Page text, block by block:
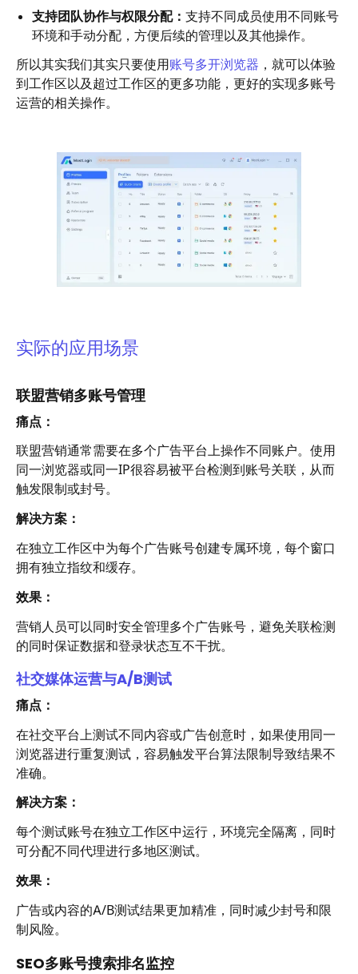
支持团队协作与权限分配： 支持不同成员使用不同账号
环境和手动分配，方便后续的管理以及其他操作。
所以其实我们其实只要使用账号多开浏览器 ，就可以体验
到工作区以及超过工作区的更多功能，更好的实现多账号
运营的相关操作。
实际的应用场景
联盟营销多账号管理
痛点：
联盟营销通常需要在多个广告平台上操作不同账户。使用
同一浏览器或同一IP很容易被平台检测到账号关联，从而
触发限制或封号。
解决方案：
在独立工作区中为每个广告账号创建专属环境，每个窗口
拥有独立指纹和缓存。
效果：
营销人员可以同时安全管理多个广告账号，避免关联检测
的同时保证数据和登录状态互不干扰。
社交媒体运营与A/B测试
痛点：
在社交平台上测试不同内容或广告创意时，如果使用同一
浏览器进行重复测试，容易触发平台算法限制导致结果不
准确。
解决方案：
每个测试账号在独立工作区中运行，环境完全隔离，同时
可分配不同代理进行多地区测试。
效果：
广告或内容的A/B测试结果更加精准，同时减少封号和限
制风险。
SEO多账号搜索排名监控